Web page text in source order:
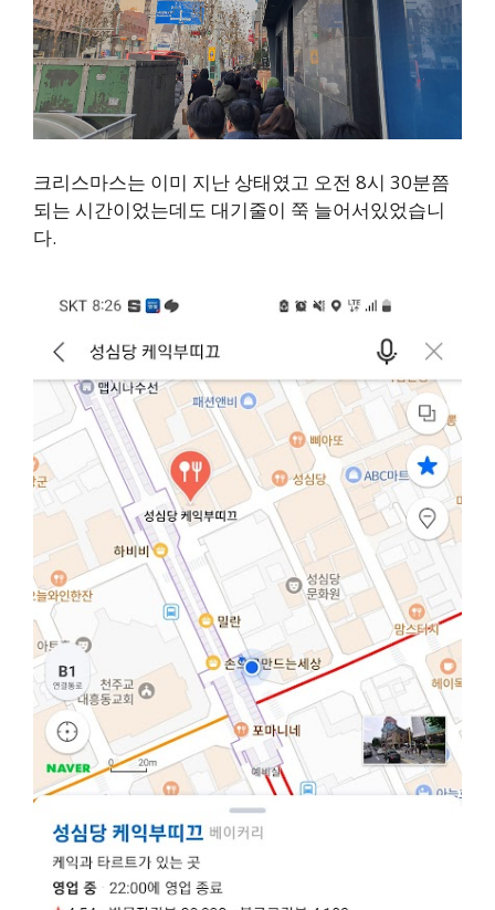
크리스마스는 이미 지난 상태였고 오전 8시 30분쯤
되는 시간이었는데도 대기줄이 쭉 늘어서있었습니
다.